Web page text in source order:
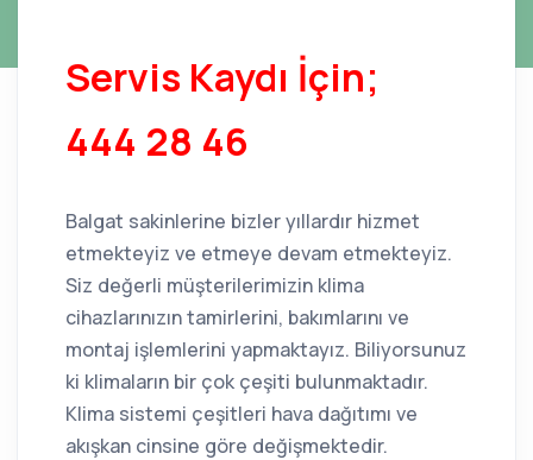
Servis Kaydı İçin;
444 28 46
Balgat sakinlerine bizler yıllardır hizmet
etmekteyiz ve etmeye devam etmekteyiz.
Siz değerli müşterilerimizin klima
cihazlarınızın tamirlerini, bakımlarını ve
montaj işlemlerini yapmaktayız. Biliyorsunuz
ki klimaların bir çok çeşiti bulunmaktadır.
Klima sistemi çeşitleri hava dağıtımı ve
akışkan cinsine göre değişmektedir.